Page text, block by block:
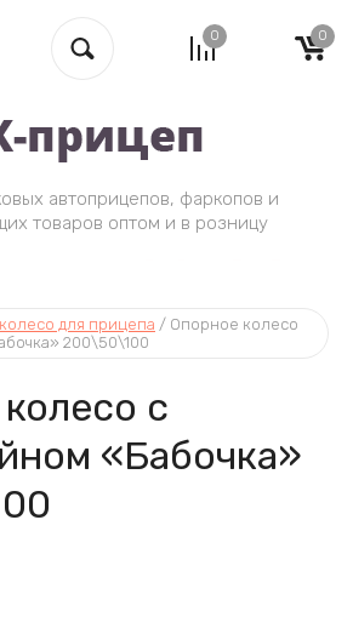
0 0
автоприцепов, фаркопов и
товаров оптом и в розницу
Tea
для прицепа / Опорное колесо
200\50\100
с
«Бабочка»